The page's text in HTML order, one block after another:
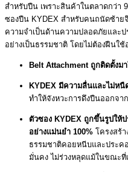
สำหรับปืน เพราะสินค้าในตลาดกว่า
ซองปืน KYDEX สำหรับคนถนัดซ้าย
ความจำเป็นด้านความปลอดภัยและ
อย่างเป็นธรรมชาติ โดยไม่ต้องฝืนใ
Belt Attachment ถูกติดตั้งม
KYDEX มีความลื่นและไม่ห
ทำให้จังหวะการดึงปืนออกจา
ตัวซอง KYDEX ถูกขึ้นรูปให้
อย่างแม่นยำ 100% โครงสร้
ธรรมชาติคอยหนีบและประค
มั่นคง ไม่ร่วงหลุดแม้ในขณะที่